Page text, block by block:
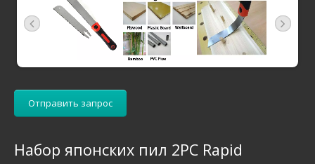
Отправить запрос
Набор японских пил 2PC Rapid